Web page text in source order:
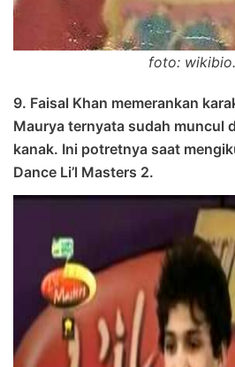
foto:
9. Faisal Khan memerankan
Maurya ternyata sudah muncul
kanak. Ini potretnya saat
Dance Li’l Masters 2.